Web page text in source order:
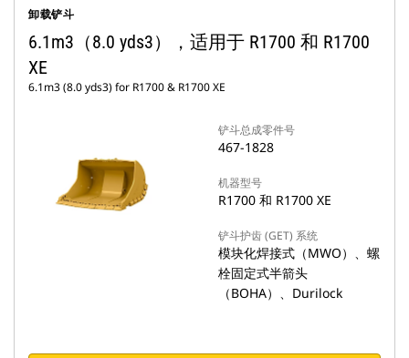
卸载铲斗
6.1m3（8.0 yds3），适用于 R1700 和 R1700
XE
6.1m3 (8.0 yds3) for R1700 & R1700 XE
铲斗总成零件号
467-1828
机器型号
R1700 和 R1700 XE
铲斗护齿 (GET) 系统
模块化焊接式（MWO）、螺
栓固定式半箭头
（BOHA）、Durilock